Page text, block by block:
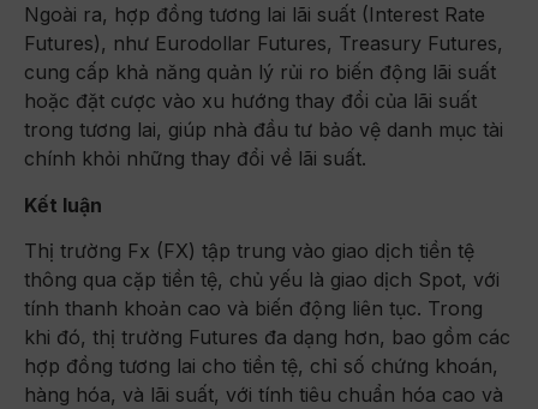
Ngoài ra, hợp đồng tương lai lãi suất (Interest Rate
Futures), như Eurodollar Futures, Treasury Futures,
cung cấp khả năng quản lý rủi ro biến động lãi suất
hoặc đặt cược vào xu hướng thay đổi của lãi suất
trong tương lai, giúp nhà đầu tư bảo vệ danh mục tài
chính khỏi những thay đổi về lãi suất.
Kết luận
Thị trường Fx (FX) tập trung vào giao dịch tiền tệ
thông qua cặp tiền tệ, chủ yếu là giao dịch Spot, với
tính thanh khoản cao và biến động liên tục. Trong
khi đó, thị trường Futures đa dạng hơn, bao gồm các
hợp đồng tương lai cho tiền tệ, chỉ số chứng khoán,
hàng hóa, và lãi suất, với tính tiêu chuẩn hóa cao và